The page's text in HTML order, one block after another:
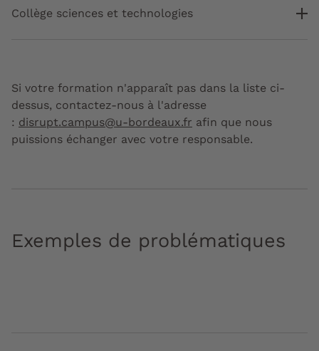
Collège sciences et technologies
Si votre formation n'apparaît pas dans la liste ci-
dessus, contactez-nous à l'adresse
: disrupt.campus@u-bordeaux.fr afin que nous
puissions échanger avec votre responsable.
Exemples de problématiques